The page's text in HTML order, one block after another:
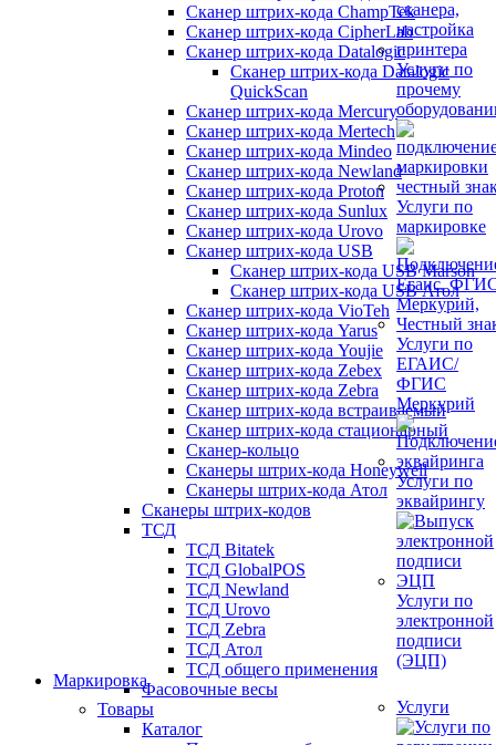
Сканер штрих-кода ChampTek
Сканер штрих-кода CipherLab
Сканер штрих-кода Datalogic
Сканер штрих-кода Datalogic
QuickScan
Сканер штрих-кода Mercury
Сканер штрих-кода Mertech
Сканер штрих-кода Mindeo
Сканер штрих-кода Newland
Сканер штрих-кода Proton
Сканер штрих-кода Sunlux
Сканер штрих-кода Urovo
Сканер штрих-кода USB
Сканер штрих-кода USB Marson
Сканер штрих-кода USB Атол
Сканер штрих-кода VioTeh
Сканер штрих-кода Yarus
Сканер штрих-кода Youjie
Сканер штрих-кода Zebex
Сканер штрих-кода Zebra
Сканер штрих-кода встраиваемый
Сканер штрих-кода стационарный
Сканер-кольцо
Сканеры штрих-кода Honeywell
Сканеры штрих-кода Атол
Сканеры штрих-кодов
ТСД
ТСД Bitatek
ТСД GlobalPOS
ТСД Newland
ТСД Urovo
ТСД Zebra
ТСД Атол
ТСД общего применения
Фасовочные весы
Товары
Каталог
Услуги по
прочему
Услуги по
маркировке
Услуги по
ЕГАИС/
ФГИС
Меркурий
Услуги по
эквайрингу
Услуги по
электронной
подписи
(ЭЦП)
Маркировка
Услуги